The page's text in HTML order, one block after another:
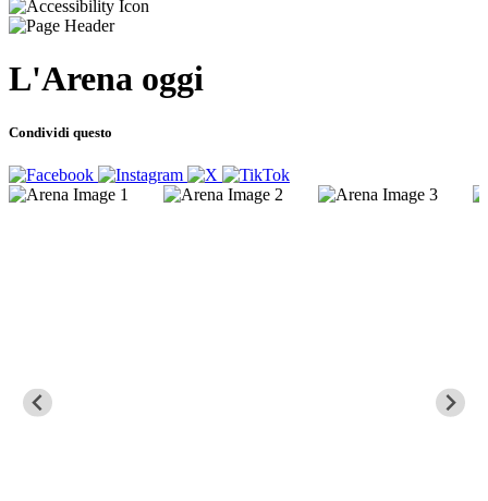
L'Arena oggi
Condividi questo